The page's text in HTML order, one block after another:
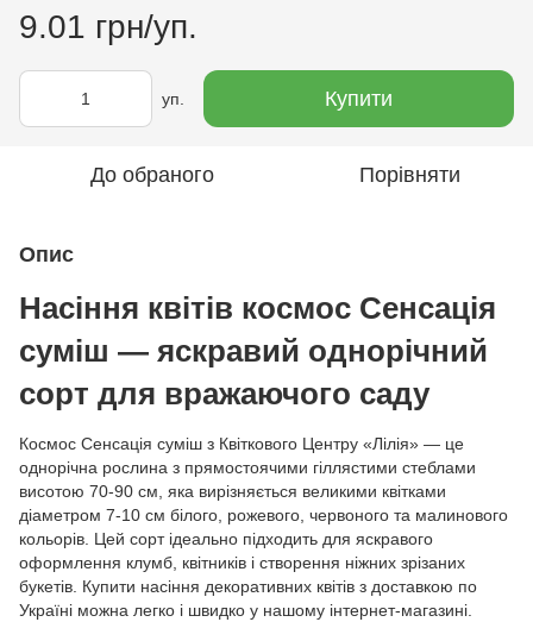
9.01 грн/уп.
уп. Купити
До обраного Порівняти
Опис
Насіння квітів космос Сенсація
суміш — яскравий однорічний
сорт для вражаючого саду
Космос Сенсація суміш з Квіткового Центру «Лілія» — це
однорічна рослина з прямостоячими гіллястими стеблами
висотою 70-90 см, яка вирізняється великими квітками
діаметром 7-10 см білого, рожевого, червоного та малинового
кольорів. Цей сорт ідеально підходить для яскравого
оформлення клумб, квітників і створення ніжних зрізаних
букетів. Купити насіння декоративних квітів з доставкою по
Україні можна легко і швидко у нашому інтернет-магазині.